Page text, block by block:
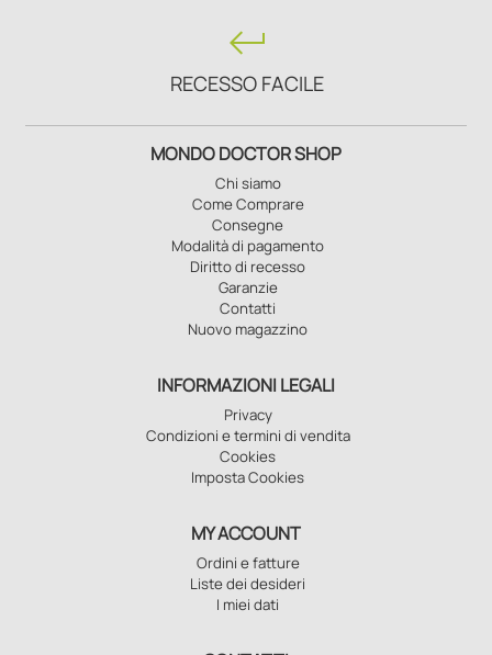
keyboard_return
RECESSO FACILE
MONDO DOCTOR SHOP
Chi siamo
Come Comprare
Consegne
Modalità di pagamento
Diritto di recesso
Garanzie
Contatti
Nuovo magazzino
INFORMAZIONI LEGALI
Privacy
Condizioni e termini di vendita
Cookies
Imposta Cookies
MY ACCOUNT
Ordini e fatture
Liste dei desideri
I miei dati